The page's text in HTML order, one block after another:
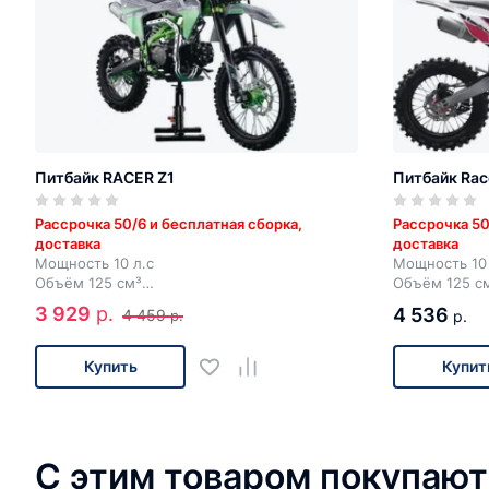
Питбайк RACER Z1
Рассрочка 50/6 и бесплатная сборка,
доставка
Мощность 10 л.с
Объём 125 см³
4 передачи
Электростартер + кик-стартер
3 929 р. 4 459 р.
Купить
Питбайк
Рассрочка
доставка
Мощность 10
Объём 125
4 передачи
4 536 р.
С этим товаром покупают